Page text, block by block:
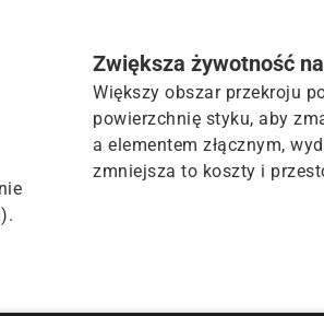
Zwiększa żywotność
Większy obszar przekroju
powierzchnię styku, aby
a elementem złącznym,
zmniejsza to koszty i